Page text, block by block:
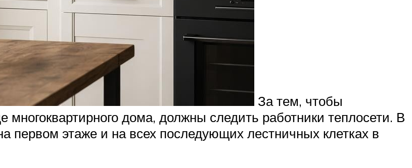
За тем, чтобы
дома, должны следить работники теплосети. В
первом этаже и на всех последующих лестничных клетках в